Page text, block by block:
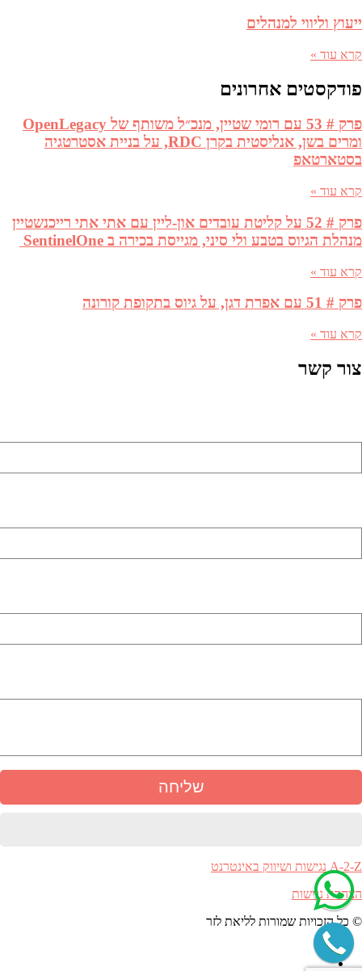
ייעוץ וליווי למנהלים
קרא עוד »
פודקסטים אחרונים
פרק # 53 עם רומי שטיין, מנכ״ל משותף של OpenLegacy
ומרים בשן, אנליסטית בקרן RDC, על בניית אסטרטגיה
בסטארטאפ
קרא עוד »
פרק # 52 על קליטת עובדים און-ליין עם אתי אתי רייכנשטיין
מנהלת הגיוס בטבע ולי סיני, מגייסת בכירה ב SentinelOne
קרא עוד »
פרק # 51 עם אפרת דגן, על גיוס בתקופת קורונה
קרא עוד »
צור קשר
A-2-Z נגישות ושיווק באינטרנט
הצהרת נגישות
© כל הזכויות שמורות לליאת לזר